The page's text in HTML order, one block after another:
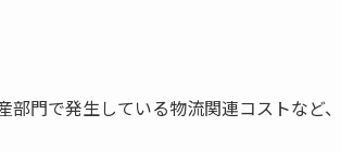
部門で発生している物流関連コストなど